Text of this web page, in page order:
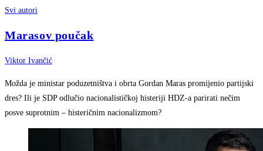
Svi autori
Marasov poučak
Viktor Ivančić
Možda je ministar poduzetništva i obrta Gordan Maras promijenio partijski
dres? Ili je SDP odlučio nacionalističkoj histeriji HDZ-a parirati nečim
posve suprotnim – histeričnim nacionalizmom?